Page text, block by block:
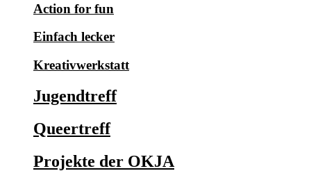
Action for fun
Einfach lecker
Kreativwerkstatt
Jugendtreff
Queertreff
Projekte der OKJA